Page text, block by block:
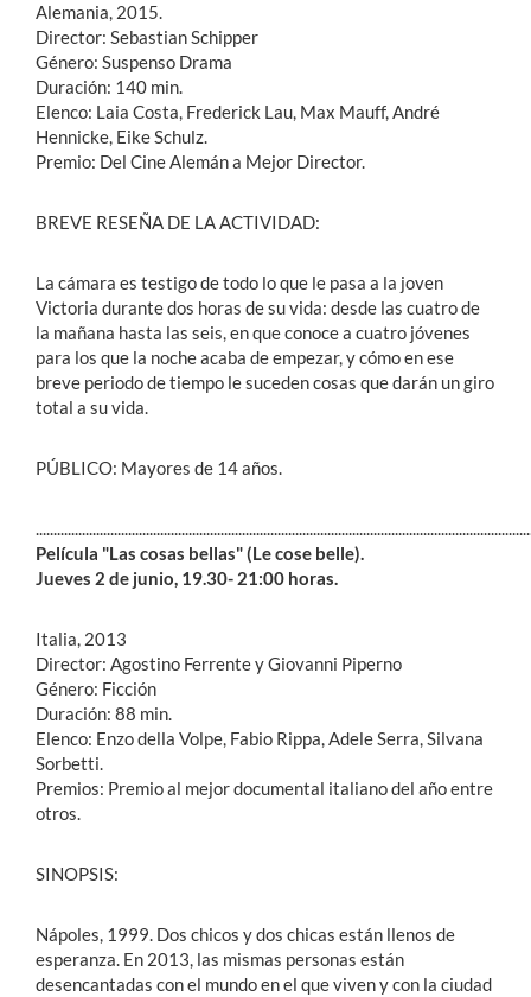
Alemania, 2015.
Director: Sebastian Schipper
Género: Suspenso Drama
Duración: 140 min.
Elenco: Laia Costa, Frederick Lau, Max Mauff, André
Hennicke, Eike Schulz.
Premio: Del Cine Alemán a Mejor Director.
BREVE RESEÑA DE LA ACTIVIDAD:
La cámara es testigo de todo lo que le pasa a la joven
Victoria durante dos horas de su vida: desde las cuatro de
la mañana hasta las seis, en que conoce a cuatro jóvenes
para los que la noche acaba de empezar, y cómo en ese
breve periodo de tiempo le suceden cosas que darán un giro
total a su vida.
PÚBLICO: Mayores de 14 años.
Película "Las cosas bellas" (Le cose belle).
Jueves 2 de junio, 19.30- 21:00 horas.
Italia, 2013
Director: Agostino Ferrente y Giovanni Piperno
Género: Ficción
Duración: 88 min.
Elenco: Enzo della Volpe, Fabio Rippa, Adele Serra, Silvana
Sorbetti.
Premios: Premio al mejor documental italiano del año entre
otros.
SINOPSIS:
Nápoles, 1999. Dos chicos y dos chicas están llenos de
esperanza. En 2013, las mismas personas están
desencantadas con el mundo en el que viven y con la ciudad